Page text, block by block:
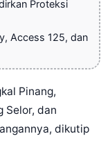
Proteksi
Access 125, dan
Pinang,
Selor, dan
dikutip